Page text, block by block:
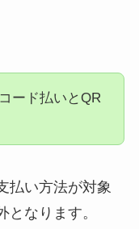
ード払いとQR
払い方法が対象
なります。